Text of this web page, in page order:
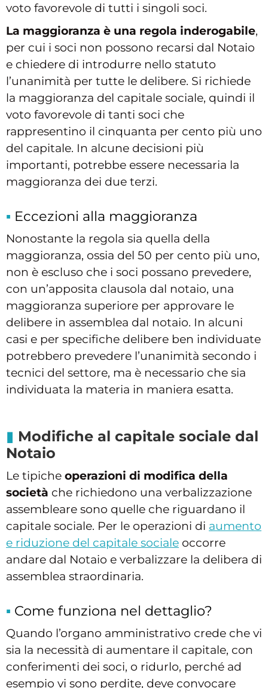
voto favorevole di tutti i singoli soci.
La maggioranza è una regola inderogabile,
per cui i soci non possono recarsi dal Notaio
e chiedere di introdurre nello statuto
l’unanimità per tutte le delibere. Si richiede
la maggioranza del capitale sociale, quindi il
voto favorevole di tanti soci che
rappresentino il cinquanta per cento più uno
del capitale. In alcune decisioni più
importanti, potrebbe essere necessaria la
maggioranza dei due terzi.
Eccezioni alla maggioranza
Nonostante la regola sia quella della
maggioranza, ossia del 50 per cento più uno,
non è escluso che i soci possano prevedere,
con un’apposita clausola dal notaio, una
maggioranza superiore per approvare le
delibere in assemblea dal notaio. In alcuni
casi e per specifiche delibere ben individuate
potrebbero prevedere l’unanimità secondo i
tecnici del settore, ma è necessario che sia
individuata la materia in maniera esatta.
Modifiche al capitale sociale dal
Notaio
Le tipiche operazioni di modifica della
società che richiedono una verbalizzazione
assembleare sono quelle che riguardano il
capitale sociale. Per le operazioni di aumento
e riduzione del capitale sociale occorre
andare dal Notaio e verbalizzare la delibera di
assemblea straordinaria.
Come funziona nel dettaglio?
Quando l’organo amministrativo crede che vi
sia la necessità di aumentare il capitale, con
conferimenti dei soci, o ridurlo, perché ad
esempio vi sono perdite, deve convocare